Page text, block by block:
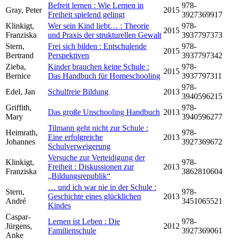
Gray, Peter
Befreit lernen : Wie Lernen in
Freiheit spielend gelingt
2015
978-
3927369917
Klinkigt,
Franziska
Wer sein Kind liebt… : Theorie
und Praxis der strukturellen Gewalt
2015
978-
3937797373
Stern,
Bertrand
Frei sich bilden : Entschulende
Perspektiven
2015
978-
3937797342
Zieba,
Bernice
Kinder brauchen keine Schule :
Das Handbuch für Homeschooling
2015
978-
3937797311
Edel, Jan
Schulfreie Bildung 2013
978-
3940596215
Griffith,
Mary
Das große Unschooling Handbuch 2013
978-
3940596277
Heimrath,
Johannes
Tilmann geht nicht zur Schule :
Eine erfolgreiche
Schulverweigerung
2013
978-
3927369672
Klinkigt,
Franziska
Versuche zur Verteidigung der
Freiheit : Diskussionen zur
„Bildungsrepublik“
2013
978-
3862810604
Stern,
André
… und ich war nie in der Schule :
Geschichte eines glücklichen
Kindes
2013
978-
3451065521
Caspar-
Jürgens,
Anke
Lernen ist Leben : Die
Familienschule
2012
978-
3927369061